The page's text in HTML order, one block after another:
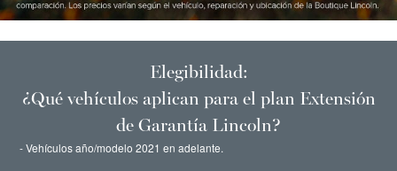
Elegibilidad:
¿Qué vehículos aplican para el plan Extensión
de Garantía Lincoln?
- Vehículos año/modelo 2021 en adelante.